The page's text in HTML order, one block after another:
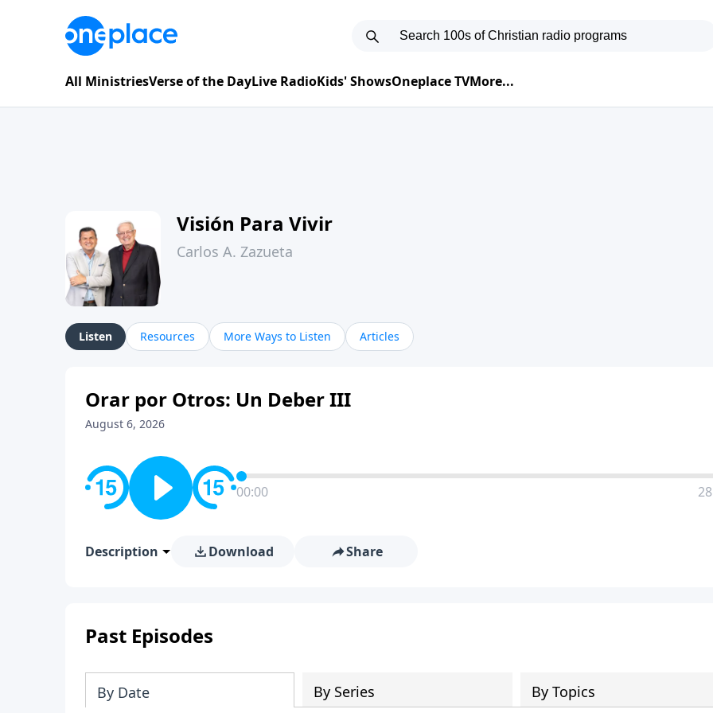
All MinistriesVerse of the DayLive RadioKids' ShowsOneplace TVMore...
Visión Para Vivir
Carlos A. Zazueta
Listen Resources More Ways to Listen Articles
Orar por Otros: Un Deber III
August 6, 2026
00:00
Description Download Share
Past Episodes
By Date By Series By Topics